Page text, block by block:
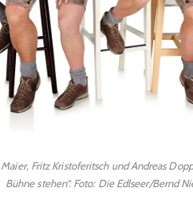
Fritz Kristoferitsch und Andreas
Bühne stehen“. Foto: Die Edlseer/Bernd